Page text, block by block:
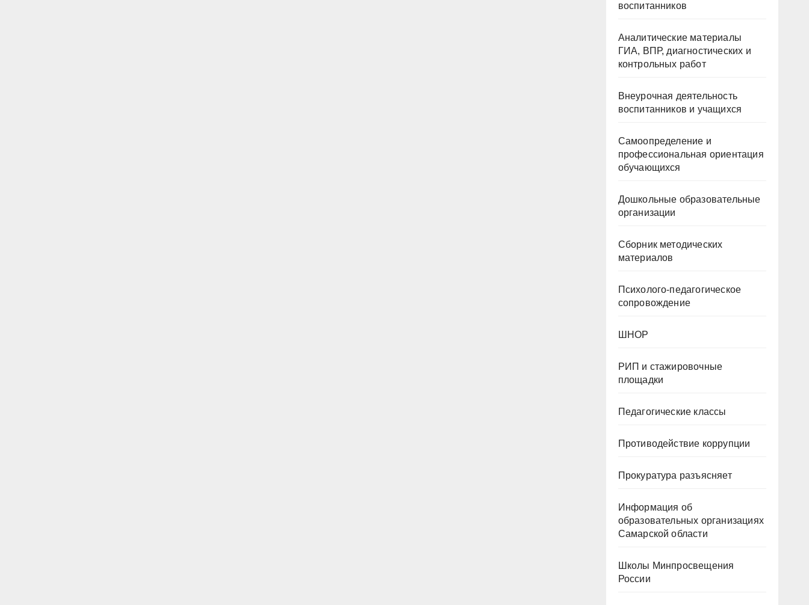
воспитанников
Аналитические материалы
ГИА, ВПР, диагностических и
контрольных работ
Внеурочная деятельность
воспитанников и учащихся
Самоопределение и
профессиональная ориентация
обучающихся
Дошкольные образовательные
организации
Сборник методических
материалов
Психолого-педагогическое
сопровождение
ШНОР
РИП и стажировочные
площадки
Педагогические классы
Противодействие коррупции
Прокуратура разъясняет
Информация об
образовательных организациях
Самарской области
Школы Минпросвещения
России